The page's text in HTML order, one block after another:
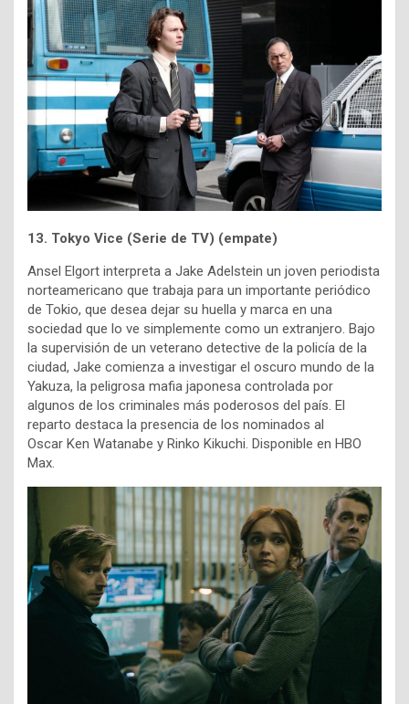
13. Tokyo Vice (Serie de TV) (empate)
Ansel Elgort interpreta a Jake Adelstein un joven periodista
norteamericano que trabaja para un importante periódico
de Tokio, que desea dejar su huella y marca en una
sociedad que lo ve simplemente como un extranjero. Bajo
la supervisión de un veterano detective de la policía de la
ciudad, Jake comienza a investigar el oscuro mundo de la
Yakuza, la peligrosa mafia japonesa controlada por
algunos de los criminales más poderosos del país. El
reparto destaca la presencia de los nominados al
Oscar Ken Watanabe y Rinko Kikuchi. Disponible en HBO
Max.